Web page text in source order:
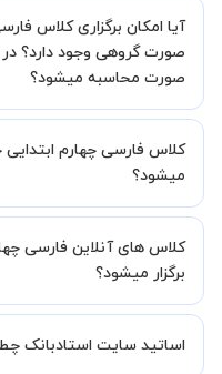
کنید.
آیا امکان برگزاری کلاس
صورت گروهی وجود دارد؟
صورت محاسبه میشود؟
در صورتیکه مایل هستید کلاس
صورت گروهی برگزار کنید، این
اضافه خواهد شد.
کلاس فارسی چهارم
میشود؟
استاد تعیین خواهد شد.
همچنین کلاس های خصوصی به
کلاس در یک مکان عمومی مانند
انجام دهید.
کلاس های آنلاین فارسی
برگزار میشود؟
اساتید سایت استادبانک